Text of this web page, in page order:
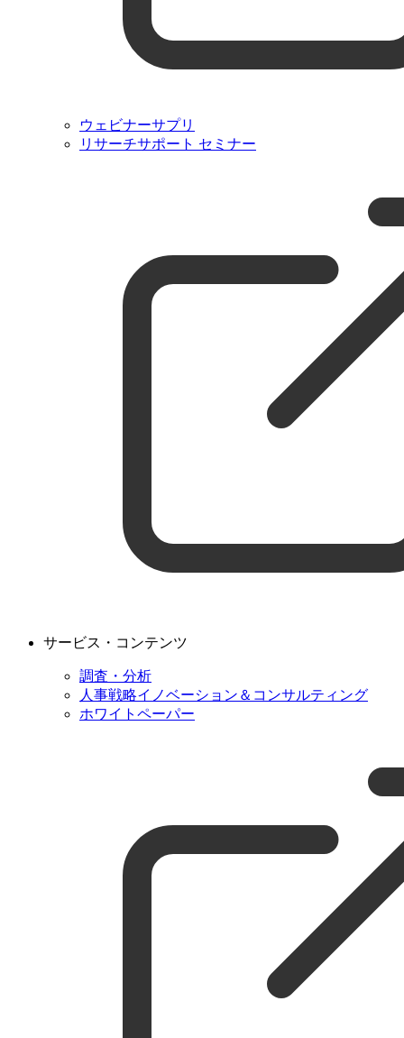
ウェビナーサプリ
リサーチサポート セミナー
サービス・コンテンツ
調査・分析
人事戦略イノベーション＆コンサルティング
ホワイトペーパー